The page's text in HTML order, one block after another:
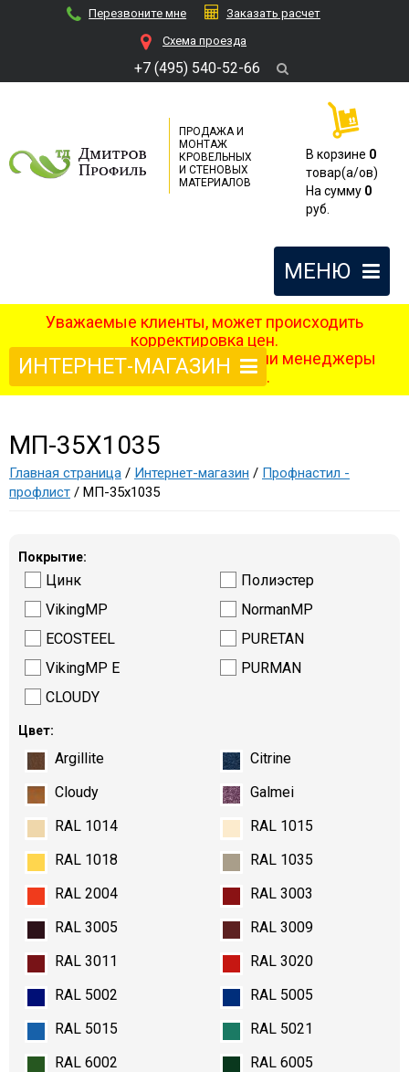
Перезвоните мне
Заказать расчет
Cхема проезда
+7 (495) 540-52-66
ПРОДАЖА И
МОНТАЖ
КРОВЕЛЬНЫХ
И СТЕНОВЫХ
МАТЕРИАЛОВ
В корзине 0
товар(a/ов)
На сумму 0
руб.
МЕНЮ
Уважаемые клиенты, может происходить
корректировка цен.
После оформления заказа наши менеджеры
свяжутся с вами.
ИНТЕРНЕТ-МАГАЗИН
МП-35Х1035
Главная страница / Интернет-магазин / Профнастил -
профлист / МП-35х1035
Покрытие:
Цинк
Полиэстер
VikingMP
NormanMP
ECOSTEEL
PURETAN
VikingMP E
PURMAN
CLOUDY
Цвет:
Argillite
Citrine
Cloudy
Galmei
RAL 1014
RAL 1015
RAL 1018
RAL 1035
RAL 2004
RAL 3003
RAL 3005
RAL 3009
RAL 3011
RAL 3020
RAL 5002
RAL 5005
RAL 5015
RAL 5021
RAL 6002
RAL 6005